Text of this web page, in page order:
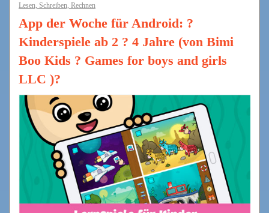
Lesen, Schreiben, Rechnen
App der Woche für Android: ?
Kinderspiele ab 2 ? 4 Jahre (von Bimi
Boo Kids ? Games for boys and girls
LLC )?